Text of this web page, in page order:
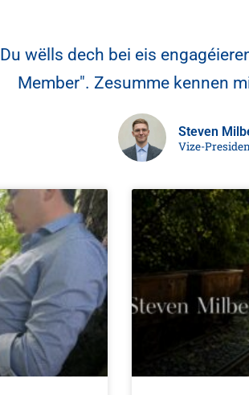
Du wëlls dech bei eis
Member". Zesumme kennen
Steven
Vize-